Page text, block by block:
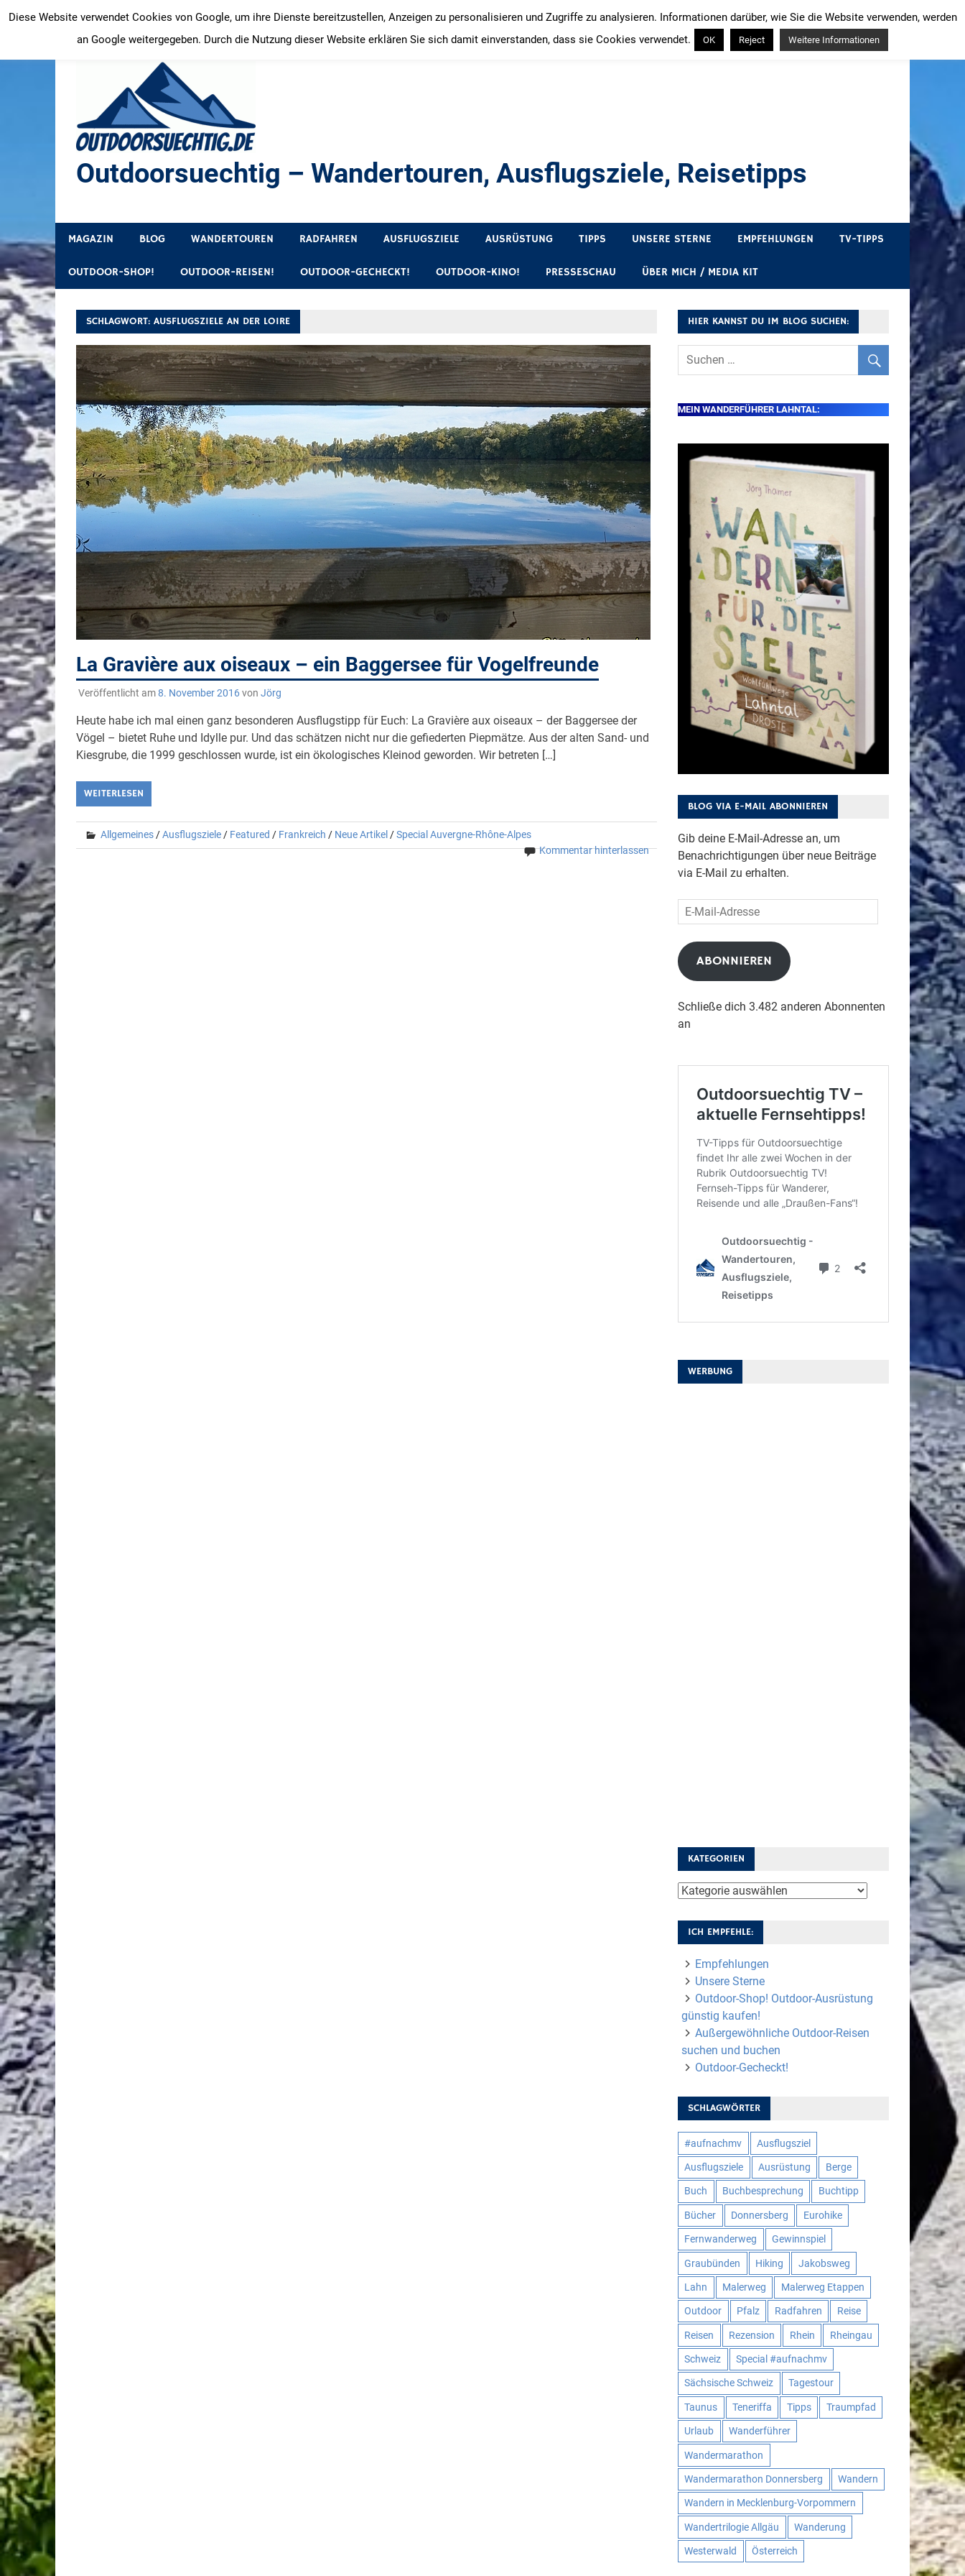
Inhalt
springen
Outdoorsuechtig – Wandertouren, Ausflugsziele, Reisetipps
MAGAZIN BLOG WANDERTOUREN RADFAHREN AUSFLUGSZIELE AUSRÜSTUNG TIPPS UNSERE STERNE EMPFEHLUNGEN TV-TIPPS
OUTDOOR-SHOP! OUTDOOR-REISEN! OUTDOOR-GECHECKT! OUTDOOR-KINO! PRESSESCHAU ÜBER MICH / MEDIA KIT
SCHLAGWORT: AUSFLUGSZIELE AN DER LOIRE
La Gravière aux oiseaux – ein Baggersee für Vogelfreunde
Veröffentlicht am8. November 2016von Jörg
Heute habe ich mal einen ganz besonderen Ausflugstipp für Euch: La Gravière aux oiseaux – der Baggersee der
Vögel – bietet Ruhe und Idylle pur. Und das schätzen nicht nur die gefiederten Piepmätze. Aus der alten Sand- und
Kiesgrube, die 1999 geschlossen wurde, ist ein ökologisches Kleinod geworden. Wir betreten […]
WEITERLESEN
Allgemeines/Ausflugsziele/ Featured / Frankreich / Neue Artikel /Special Auvergne-Rhône-Alpes
Kommentar hinterlassen
HIER KANNST DU IM BLOG SUCHEN:
MEIN WANDERFÜHRER LAHNTAL:
BLOG VIA E-MAIL ABONNIEREN
Gib deine E-Mail-Adresse an, um
Benachrichtigungen über neue Beiträge
via E-Mail zu erhalten.
E-
Mail-
Adresse
ABONNIEREN
Schließe dich 3.482 anderen Abonnenten
an
WERBUNG
KATEGORIEN
Kategorien
ICH EMPFEHLE:
Empfehlungen
Unsere Sterne
Outdoor-Shop! Outdoor-Ausrüstung
günstig kaufen!
Außergewöhnliche Outdoor-Reisen
suchen und buchen
Outdoor-Gecheckt!
SCHLAGWÖRTER
#aufnachmv Ausflugsziel
Ausflugsziele Ausrüstung Berge
Buch Buchbesprechung Buchtipp
Bücher Donnersberg Eurohike
Fernwanderweg Gewinnspiel
Graubünden Hiking Jakobsweg
Lahn Malerweg Malerweg Etappen
Outdoor Pfalz Radfahren Reise
Reisen Rezension Rhein Rheingau
Schweiz Special #aufnachmv
Sächsische Schweiz Tagestour
Taunus Teneriffa Tipps Traumpfad
Urlaub Wanderführer
Wandermarathon
Wandermarathon Donnersberg Wandern
Wandern in Mecklenburg-Vorpommern
Wandertrilogie Allgäu Wanderung
Westerwald Österreich
Diese Website verwendet Cookies von Google, um ihre Dienste bereitzustellen, Anzeigen zu personalisieren und Zugriffe zu analysieren. Informationen darüber, wie Sie die Website verwenden, werden
an Google weitergegeben. Durch die Nutzung dieser Website erklären Sie sich damit einverstanden, dass sie Cookies verwendet.
OK Reject Weitere Informationen